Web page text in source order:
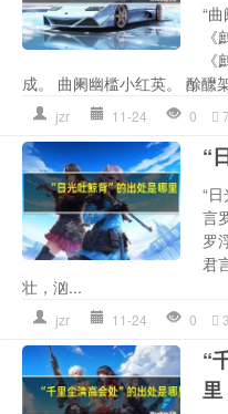
“
成。 曲阑幽槛小红英。 酴醿
jzr 11-24 0
“
“
言
罗
君
壮，汹...
jzr 11-24 0
“
里